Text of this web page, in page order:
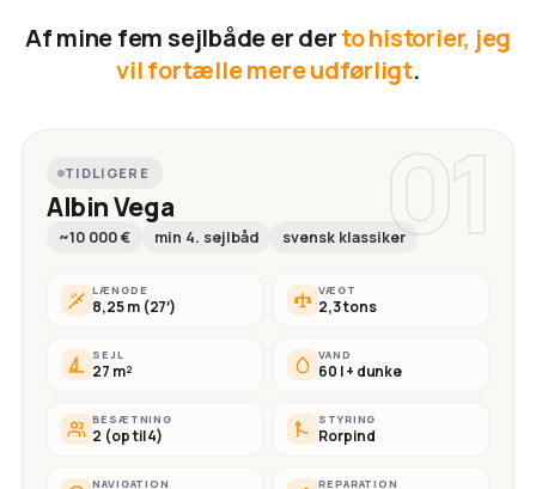
Af mine fem sejlbåde er derto historier, jeg
vil fortælle mere udførligt.
01
TIDLIGERE
Albin Vega
~10 000 € min 4. sejlbåd svensk klassiker
LÆNGDE
8,25 m (27′)
VÆGT
2,3 tons
SEJL
27 m²
VAND
60 l + dunke
BESÆTNING
2 (op til 4)
STYRING
Rorpind
NAVIGATION REPARATION